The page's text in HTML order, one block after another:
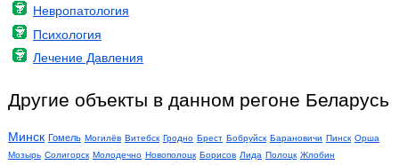
Невропатология
Психология
Лечение Давления
Другие объекты в данном регоне Беларусь
Минск Гомель Могилёв Витебск Гродно Брест Бобруйск Барановичи Пинск Орша
Мозырь Солигорск Молодечно Новополоцк Борисов Лида Полоцк Жлобин